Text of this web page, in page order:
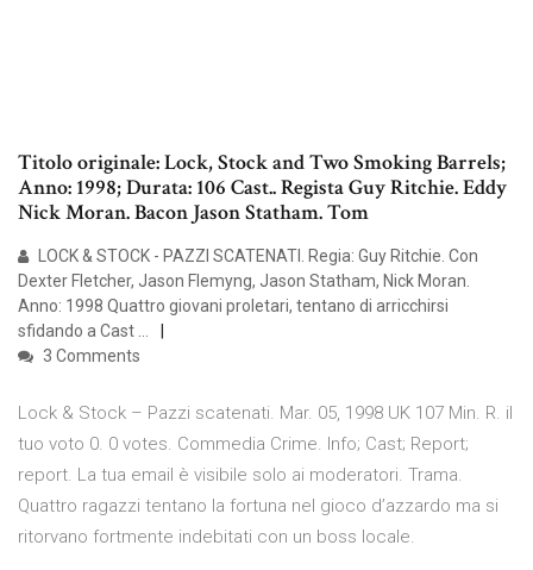
Titolo originale: Lock, Stock and Two Smoking Barrels;
Anno: 1998; Durata: 106 Cast.. Regista Guy Ritchie. Eddy
Nick Moran. Bacon Jason Statham. Tom
LOCK & STOCK - PAZZI SCATENATI. Regia: Guy Ritchie. Con
Dexter Fletcher, Jason Flemyng, Jason Statham, Nick Moran.
Anno: 1998 Quattro giovani proletari, tentano di arricchirsi
sfidando a Cast …
3 Comments
Lock & Stock – Pazzi scatenati. Mar. 05, 1998 UK 107 Min. R. il
tuo voto 0. 0 votes. Commedia Crime. Info; Cast; Report;
report. La tua email è visibile solo ai moderatori. Trama.
Quattro ragazzi tentano la fortuna nel gioco d’azzardo ma si
ritorvano fortmente indebitati con un boss locale.